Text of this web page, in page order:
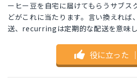
ーヒー豆を自宅に届けてもらうサブス
どがこれに当たります。言い換えれ
送、recurringは定期的な配送を意味し
役に立った ｜